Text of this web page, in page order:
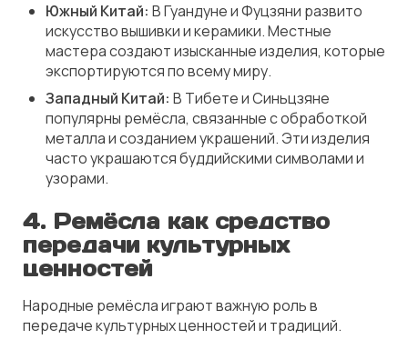
Южный Китай: В Гуандуне и Фуцзяни развито
искусство вышивки и керамики. Местные
мастера создают изысканные изделия, которые
экспортируются по всему миру.
Западный Китай: В Тибете и Синьцзяне
популярны ремёсла, связанные с обработкой
металла и созданием украшений. Эти изделия
часто украшаются буддийскими символами и
узорами.
4. Ремёсла как средство
передачи культурных
ценностей
Народные ремёсла играют важную роль в
передаче культурных ценностей и традиций.